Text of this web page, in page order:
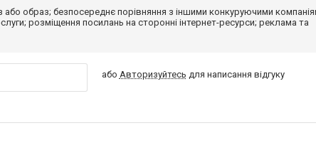
образ; безпосереднє порівняння з іншими конкуруючими
розміщення посилань на сторонні інтернет-ресурси; реклама та
або Авторизуйтесь для написання відгуку